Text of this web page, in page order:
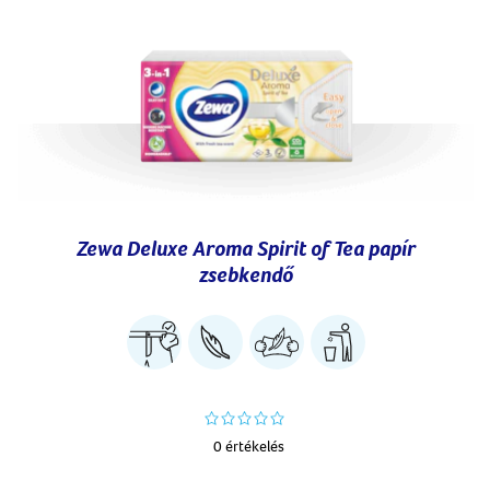
Zewa Deluxe Aroma Spirit of Tea papír
zsebkendő
0 értékelés